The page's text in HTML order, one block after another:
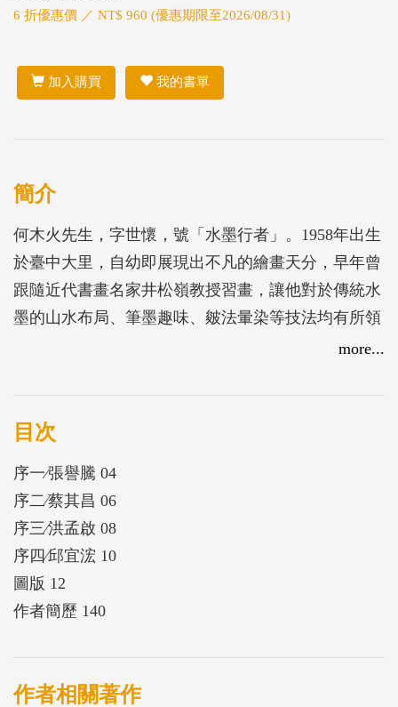
6 折優惠價 ／ NT$ 960 (優惠期限至2026/08/31)
加入購買 我的書單
簡介
何木火先生，字世懷，號「水墨行者」。1958年出生
於臺中大里，自幼即展現出不凡的繪畫天分，早年曾
跟隨近代書畫名家井松嶺教授習畫，讓他對於傳統水
墨的山水布局、筆墨趣味、皴法暈染等技法均有所領
略。他卻又能在傳統筆墨之中而有所變化及創新，結
出新。由於自幼生長於農村、山林，何氏的創作題材
多以山水自然為主，作品充滿濃郁的鄉土情懷及他對
格外動人。本館向來秉承著繪畫藝術薪火相傳的使
命，特邀何先生彙集整理近期精采作品60餘幅，一一
呈現於國人面前，希冀藉此藝術之緣，除了展現何氏
的生命史、創作觀，觀者可以在畫筆揮灑中感受藝術
家的筆墨趣味與藝術巧思，同時領略臺灣之美。
more...
目次
序一∕張譽騰 04
序二∕蔡其昌 06
序三∕洪孟啟 08
序四∕邱宜浤 10
圖版 12
作者簡歷 140
作者相關著作